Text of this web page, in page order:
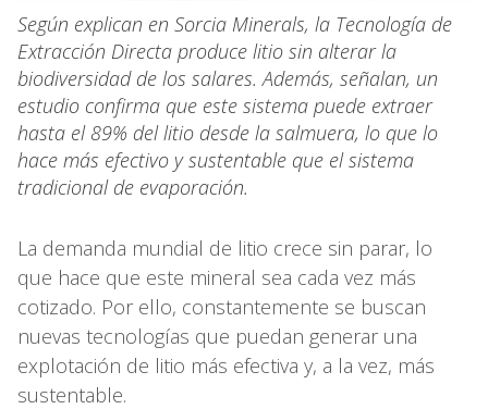
Según explican en Sorcia Minerals, la Tecnología de
Extracción Directa produce litio sin alterar la
biodiversidad de los salares. Además, señalan, un
estudio confirma que este sistema puede extraer
hasta el 89% del litio desde la salmuera, lo que lo
hace más efectivo y sustentable que el sistema
tradicional de evaporación.
La demanda mundial de litio crece sin parar, lo
que hace que este mineral sea cada vez más
cotizado. Por ello, constantemente se buscan
nuevas tecnologías que puedan generar una
explotación de litio más efectiva y, a la vez, más
sustentable.